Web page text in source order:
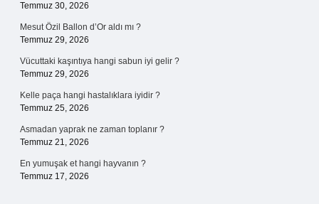
Temmuz 30, 2026
Mesut Özil Ballon d’Or aldı mı ?
Temmuz 29, 2026
Vücuttaki kaşıntıya hangi sabun iyi gelir ?
Temmuz 29, 2026
Kelle paça hangi hastalıklara iyidir ?
Temmuz 25, 2026
Asmadan yaprak ne zaman toplanır ?
Temmuz 21, 2026
En yumuşak et hangi hayvanın ?
Temmuz 17, 2026